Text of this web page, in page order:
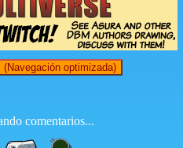
optimizada)
comentarios...